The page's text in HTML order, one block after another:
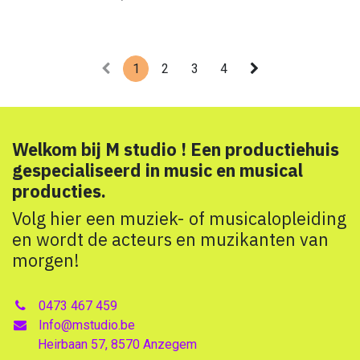
B = lichaamslengte
1 2 3 4
Welkom bij M studio ! Een productiehuis
gespecialiseerd in music en musical
producties.
Volg hier een muziek- of musicalopleiding
en wordt de acteurs en muzikanten van
morgen!
0473 467 459
Info@mstudio.be
Heirbaan 57, 8570 Anzegem